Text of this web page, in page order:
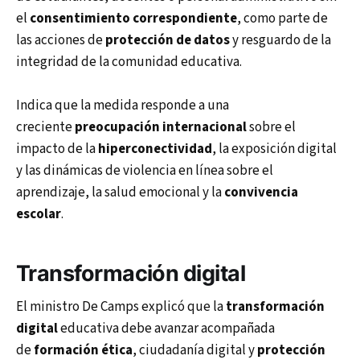
el consentimiento correspondiente, como parte de
las acciones deprotección de datosy resguardo de la
integridad de la comunidad educativa.
Indica que la medida responde a una
crecientepreocupación internacionalsobre el
impacto de lahiperconectividad, la exposición digital
y las dinámicas de violencia en línea sobre el
aprendizaje, la salud emocional y laconvivencia
escolar.
Transformación digital
El ministro De Camps explicó que latransformación
digitaleducativa debe avanzar acompañada
deformación ética, ciudadanía digital yprotección